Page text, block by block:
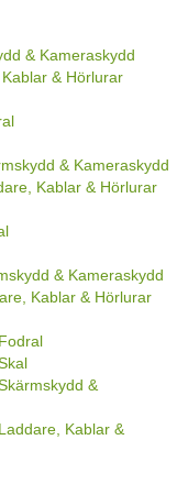
& Kameraskydd
& Hörlurar
& Kameraskydd
Kablar & Hörlurar
& Kameraskydd
Kablar & Hörlurar
&
Kablar &